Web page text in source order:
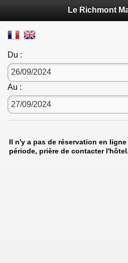
Le Richmont
Du :
Au :
Il n'y a pas de réservation en
période, prière de contacter l'hôtel.